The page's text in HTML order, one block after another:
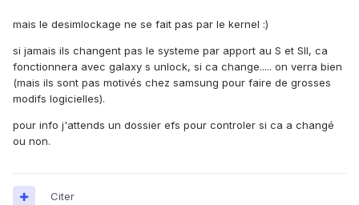
mais le desimlockage ne se fait pas par le kernel :)
si jamais ils changent pas le systeme par apport au S et SII, ca
fonctionnera avec galaxy s unlock, si ca change..... on verra bien
(mais ils sont pas motivés chez samsung pour faire de grosses
modifs logicielles).
pour info j'attends un dossier efs pour controler si ca a changé
ou non.
Citer